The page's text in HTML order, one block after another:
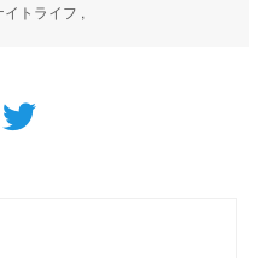
トライフ ,